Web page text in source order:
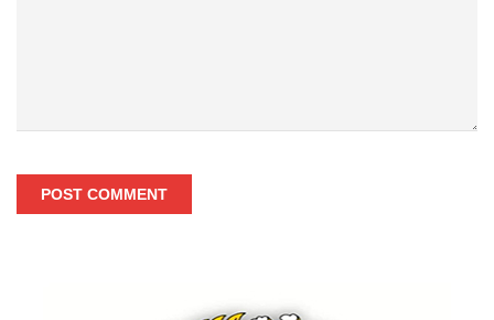
POST COMMENT